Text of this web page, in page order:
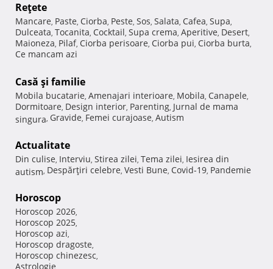
Reţete
Mancare, Paste, Ciorba, Peste, Sos, Salata, Cafea, Supa,
Dulceata, Tocanita, Cocktail, Supa crema, Aperitive, Desert,
Maioneza, Pilaf, Ciorba perisoare, Ciorba pui, Ciorba burta,
Ce mancam azi
Casă şi familie
Mobila bucatarie, Amenajari interioare, Mobila, Canapele,
Dormitoare, Design interior, Parenting, Jurnal de mama
singura, Gravide, Femei curajoase, Autism
Actualitate
Din culise, Interviu, Stirea zilei, Tema zilei, Iesirea din
autism, Despărţiri celebre, Vesti Bune, Covid-19, Pandemie
Horoscop
Horoscop 2026,
Horoscop 2025,
Horoscop azi,
Horoscop dragoste,
Horoscop chinezesc,
Astrologie